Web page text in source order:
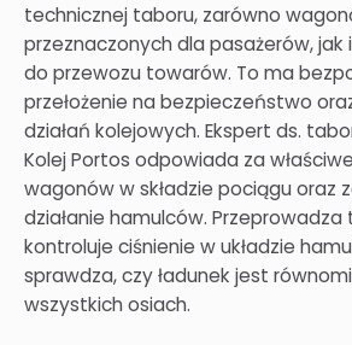
technicznej taboru, zarówno
przeznaczonych dla pasażerów, jak
do przewozu towarów. To ma
przełożenie na bezpieczeństwo
działań kolejowych. Ekspert ds.
Kolej Portos odpowiada za
wagonów w składzie pociągu oraz
działanie hamulców.
kontroluje ciśnienie w układzie
sprawdza, czy ładunek jest
wszystkich osiach.